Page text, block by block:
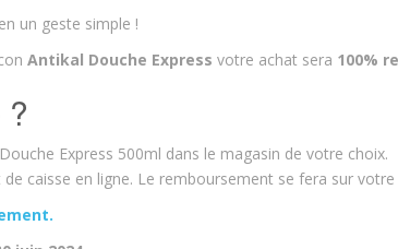
un geste simple !
Antikal Douche Express votre achat sera 100%
Express 500ml dans le magasin de votre choix.
caisse en ligne. Le remboursement se fera sur